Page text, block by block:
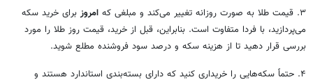
۳. قیمت طلا به صورت روزانه تغییر می‌کند و مبلغی که
امروز برای خرید سکه
می‌پردازید، با فردا متفاوت است. بنابراین، قبل از خرید، قیمت روز طلا را مورد
بررسی قرار دهید تا از هزینه سکه و درصد سود فروشنده مطلع شوید.
۴. حتماً سکه‌هایی را خریداری کنید که دارای بسته‌بندی استاندارد هستند و